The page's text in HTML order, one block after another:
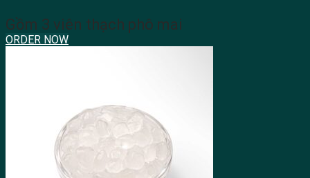
Gồm 3 viên thạch phô mai
ORDER NOW